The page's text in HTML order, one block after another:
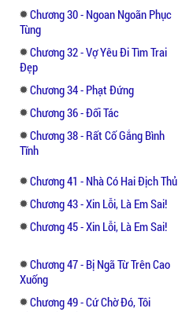
Chương 30 - Ngoan Ngoãn Phục
Tùng
Chương 32 - Vợ Yêu Đi Tìm Trai
Đẹp
Chương 34 - Phạt Đứng
Chương 36 - Đối Tác
Chương 38 - Rất Cố Gắng Bình
Tĩnh
Chương 41 - Nhà Có Hai Địch Thủ
Chương 43 - Xin Lỗi, Là Em Sai!
Chương 45 - Xin Lỗi, Là Em Sai!
Chương 47 - Bị Ngã Từ Trên Cao
Xuống
Chương 49 - Cứ Chờ Đó, Tôi